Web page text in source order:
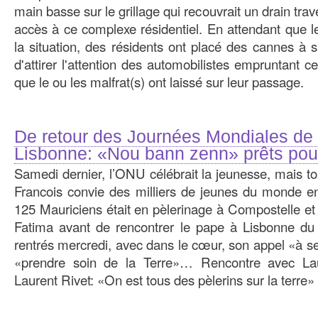
main basse sur le grillage qui recouvrait un drain
accès à ce complexe résidentiel. En attendant que
la situation, des résidents ont placé des cannes à
d'attirer l'attention des automobilistes empruntant
que le ou les malfrat(s) ont laissé sur leur passage.
De retour des Journées Mondiales
Lisbonne: «Nou bann zenn» prêts
Samedi dernier, l’ONU célébrait la jeunesse, mais
Francois convie des milliers de jeunes du monde
125 Mauriciens était en pèlerinage à Compostelle
Fatima avant de rencontrer le pape à Lisbonne
rentrés mercredi, avec dans le cœur, son appel «à
«prendre soin de la Terre»… Rencontre avec
Laurent Rivet: «On est tous des pèlerins sur la